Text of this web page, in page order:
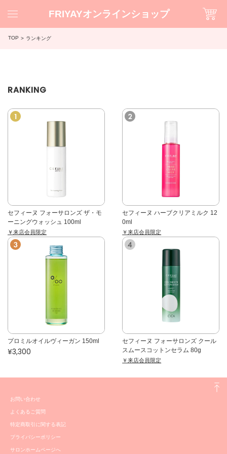
FRIYAYオンラインショップ
TOP ランキング
RANKING
セフィーヌ フォーサロンズ ザ・モ
ーニングウォッシュ 100ml
￥来店会員限定
セフィーヌ ハーブクリアミルク 12
0ml
￥来店会員限定
プロミルオイルヴィーガン 150ml
¥3,300
セフィーヌ フォーサロンズ クール
スムースコットンセラム 80g
￥来店会員限定
お問い合わせ
よくあるご質問
特定商取引に関する表記
プライバシーポリシー
サロンホームページへ